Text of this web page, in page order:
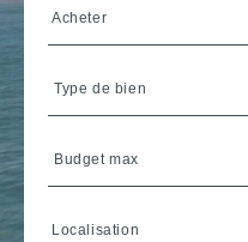
Acheter
Type de bien
Localisation